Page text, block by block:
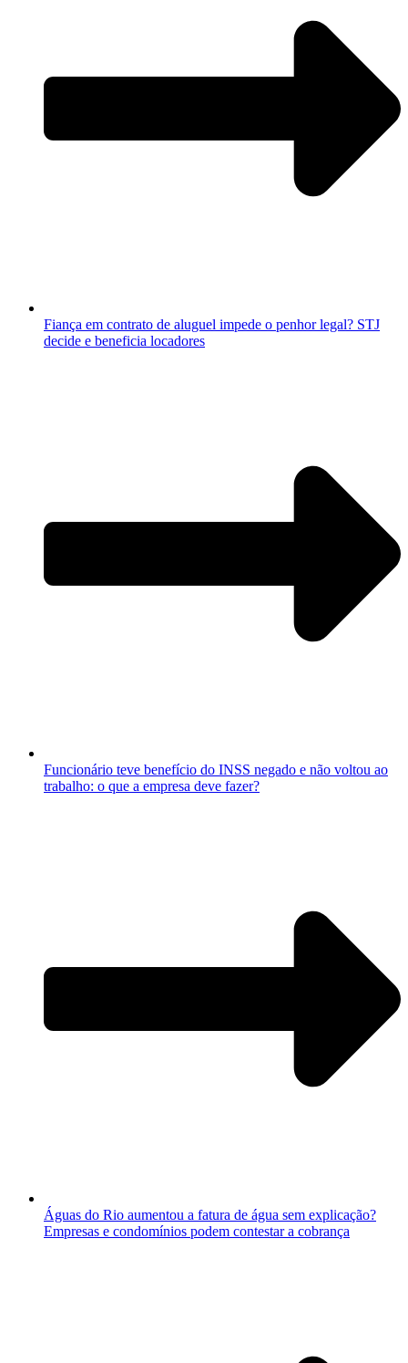
Fiança em contrato de aluguel impede o penhor legal? STJ
decide e beneficia locadores
Funcionário teve benefício do INSS negado e não voltou ao
trabalho: o que a empresa deve fazer?
Águas do Rio aumentou a fatura de água sem explicação?
Empresas e condomínios podem contestar a cobrança